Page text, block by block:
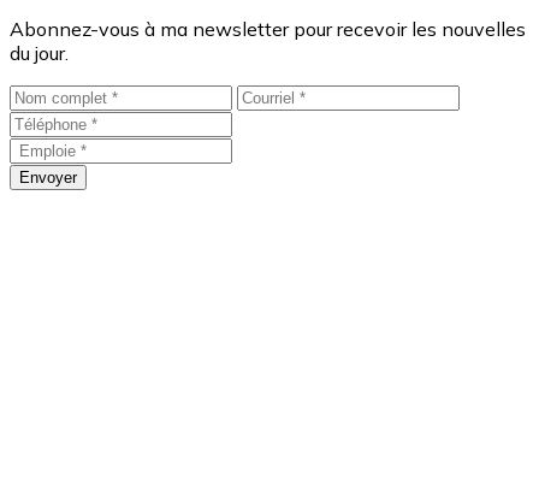
Abonnez-vous à ma newsletter pour recevoir les nouvelles